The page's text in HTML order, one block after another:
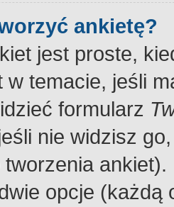
ankietę?
jest proste,
w temacie, jeśli
formularz
nie widzisz
opcje